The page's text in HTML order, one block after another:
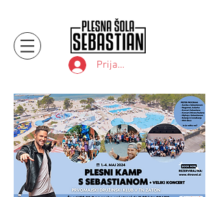
Prijava